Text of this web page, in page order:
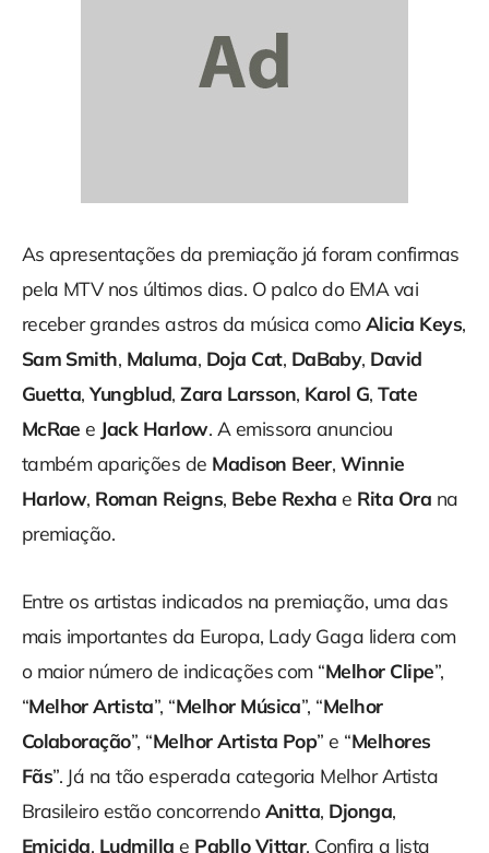
As apresentações da premiação já foram confirmas
pela MTV nos últimos dias. O palco do EMA vai
receber grandes astros da música comoAlicia Keys,
Sam Smith, Maluma, Doja Cat, DaBaby, David
Guetta,Yungblud,Zara Larsson, Karol G,Tate
McRae e Jack Harlow. A emissora anunciou
também aparições de Madison Beer, Winnie
Harlow, Roman Reigns, Bebe Rexha e Rita Ora na
premiação.
Entre os artistas indicados na premiação, uma das
mais importantes da Europa, Lady Gaga lidera com
o maior número de indicações com “Melhor Clipe”,
“Melhor Artista”, “Melhor Música”, “Melhor
Colaboração”, “Melhor Artista Pop” e “Melhores
Fãs”. Já na tão esperada categoria Melhor Artista
Brasileiro estão concorrendoAnitta, Djonga,
Emicida, Ludmilla e Pabllo Vittar. Confira a lista